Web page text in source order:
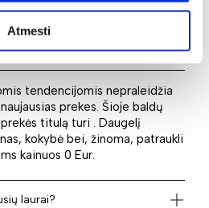
Atmesti
tendencijomis nepraleidžia
prekes. Šioje baldų
titulą turi . Daugelį
kokybė bei, žinoma, patraukli
kainuos 0 Eur.
laurai?